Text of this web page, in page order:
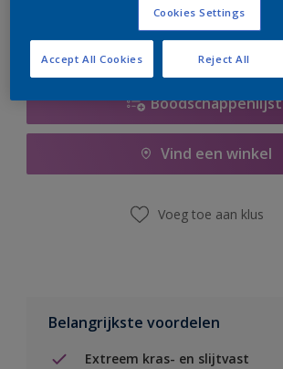
Boodschappenlijst
Vind een winkel
Voeg toe aan klus
Belangrijkste voordelen
Extreem kras- en slijtvast
Cookies Settings
Reject All
Accept All Cookies